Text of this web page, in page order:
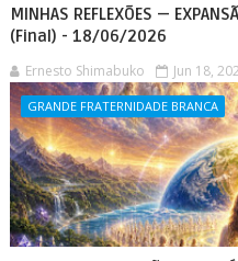
MINHAS REFLEXÕES —
(Final) - 18/06/2026
Ernesto Shimabuko Jun 18,
GRANDE FRATERNIDADE BRANCA